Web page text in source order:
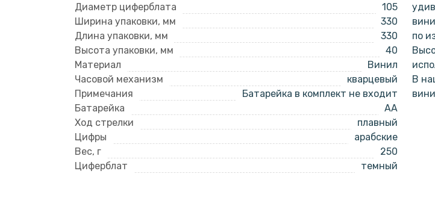
Диаметр циферблата
105
Ширина упаковки, мм
330
Длина упаковки, мм
330
Высота упаковки, мм
40
Материал
Винил
Часовой механизм
кварцевый
Примечания
Батарейка в комплект не входит
Батарейка
AA
Ход стрелки
плавный
Цифры
арабские
Вес, г
250
Циферблат
темный
по
В